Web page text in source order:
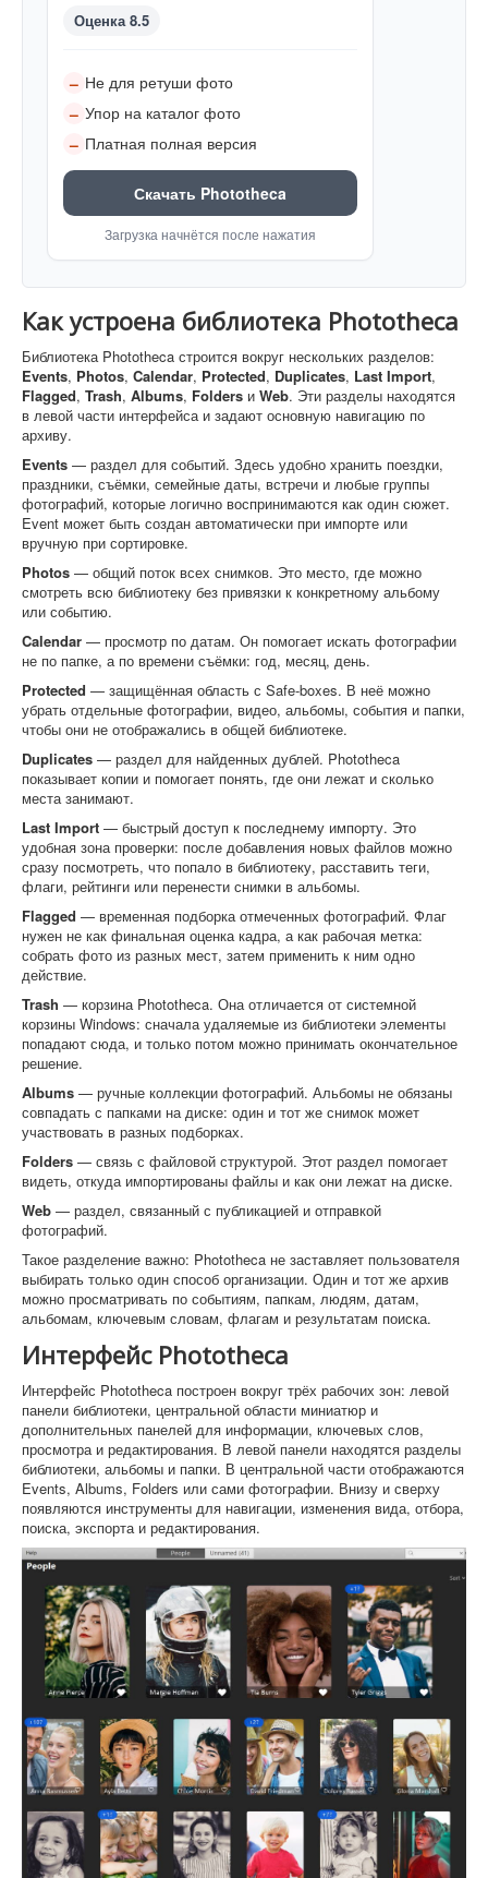
Оценка 8.5
– Не для ретуши фото
– Упор на каталог фото
– Платная полная версия
Скачать Phototheca
Загрузка начнётся после нажатия
Как устроена библиотека Phototheca
Библиотека Phototheca строится вокруг нескольких разделов:
Events, Photos, Calendar, Protected, Duplicates, Last Import,
Flagged, Trash, Albums, Folders и Web. Эти разделы находятся
в левой части интерфейса и задают основную навигацию по
архиву.
Events — раздел для событий. Здесь удобно хранить поездки,
праздники, съёмки, семейные даты, встречи и любые группы
фотографий, которые логично воспринимаются как один сюжет.
Event может быть создан автоматически при импорте или
вручную при сортировке.
Photos — общий поток всех снимков. Это место, где можно
смотреть всю библиотеку без привязки к конкретному альбому
или событию.
Calendar — просмотр по датам. Он помогает искать фотографии
не по папке, а по времени съёмки: год, месяц, день.
Protected — защищённая область с Safe-boxes. В неё можно
убрать отдельные фотографии, видео, альбомы, события и папки,
чтобы они не отображались в общей библиотеке.
Duplicates — раздел для найденных дублей. Phototheca
показывает копии и помогает понять, где они лежат и сколько
места занимают.
Last Import — быстрый доступ к последнему импорту. Это
удобная зона проверки: после добавления новых файлов можно
сразу посмотреть, что попало в библиотеку, расставить теги,
флаги, рейтинги или перенести снимки в альбомы.
Flagged — временная подборка отмеченных фотографий. Флаг
нужен не как финальная оценка кадра, а как рабочая метка:
собрать фото из разных мест, затем применить к ним одно
действие.
Trash — корзина Phototheca. Она отличается от системной
корзины Windows: сначала удаляемые из библиотеки элементы
попадают сюда, и только потом можно принимать окончательное
решение.
Albums — ручные коллекции фотографий. Альбомы не обязаны
совпадать с папками на диске: один и тот же снимок может
участвовать в разных подборках.
Folders — связь с файловой структурой. Этот раздел помогает
видеть, откуда импортированы файлы и как они лежат на диске.
Web — раздел, связанный с публикацией и отправкой
фотографий.
Такое разделение важно: Phototheca не заставляет пользователя
выбирать только один способ организации. Один и тот же архив
можно просматривать по событиям, папкам, людям, датам,
альбомам, ключевым словам, флагам и результатам поиска.
Интерфейс Phototheca
Интерфейс Phototheca построен вокруг трёх рабочих зон: левой
панели библиотеки, центральной области миниатюр и
дополнительных панелей для информации, ключевых слов,
просмотра и редактирования. В левой панели находятся разделы
библиотеки, альбомы и папки. В центральной части отображаются
Events, Albums, Folders или сами фотографии. Внизу и сверху
появляются инструменты для навигации, изменения вида, отбора,
поиска, экспорта и редактирования.